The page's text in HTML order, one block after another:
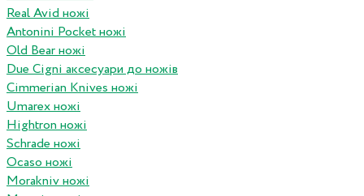
Real Avid ножі
Antonini Pocket ножі
Old Bear ножі
Due Cigni аксесуари до ножів
Cimmerian Knives ножі
Umarex ножі
Hightron ножі
Schrade ножі
Ocaso ножі
Morakniv ножі